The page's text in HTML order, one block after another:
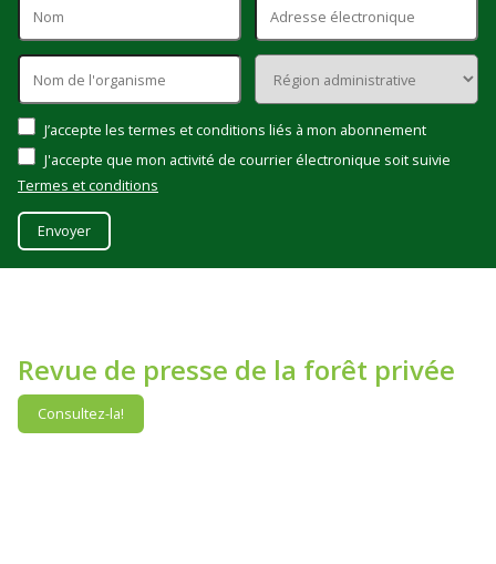
J’accepte les termes et conditions liés à mon abonnement
J'accepte que mon activité de courrier électronique soit suivie
Termes et conditions
Envoyer
Revue de presse de la forêt privée
Consultez-la!